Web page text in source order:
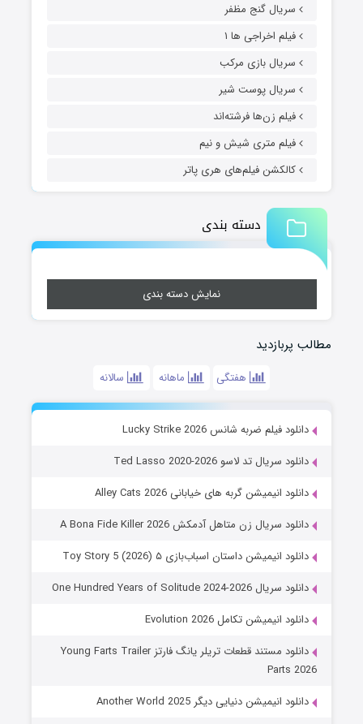
سریال گنج مظفر
فیلم اخراجی ها ۱
سریال بازی مرکب
سریال پوست شیر
فیلم زن‌ها فرشته‌اند
فیلم متری شیش و نیم
کالکشن فیلم‌های هری پاتر
دسته بندی
نمایش دسته بندی
مطالب پربازدید
هفتگی ماهانه سالانه
دانلود فیلم ضربه شانس Lucky Strike 2026
دانلود سریال تد لاسو Ted Lasso 2020-2026
دانلود انیمیشن گربه های خیابانی Alley Cats 2026
دانلود سریال زن متاهل آدمکش A Bona Fide Killer 2026
دانلود انیمیشن داستان اسباب‌بازی ۵ Toy Story 5 (2026)
دانلود سریال One Hundred Years of Solitude 2024-2026
دانلود انیمیشن تکامل Evolution 2026
دانلود مستند قطعات تریلر یانگ فارتز Young Farts Trailer
Parts 2026
دانلود انیمیشن دنیایی دیگر Another World 2025